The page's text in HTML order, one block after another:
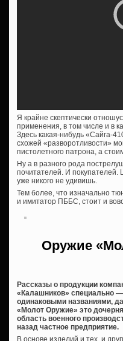
Я крайне скептически
применения, в том числе и в
Здесь какая-нибудь «Сайга-
схожей «разворотливости»
пистолетного патрона, а
Ну а в разного рода
почитателей. И
уже никого не удивишь.
Тем более, что изначально
и имитатор ПББС, стоит и
Оружие
Рассказы о продукции
«Калашников» специально
одинаковыми названиями,
«Молот Оружие» это
область военного
назад частное предприятие.
В основе изделий и тех, и